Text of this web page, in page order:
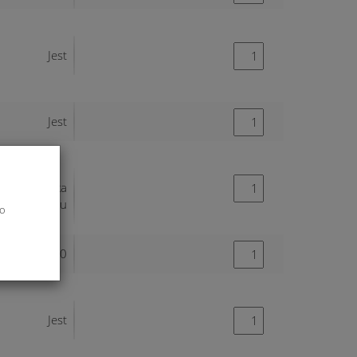
Jest
Jest
Końcówka
towaru
0
Jest